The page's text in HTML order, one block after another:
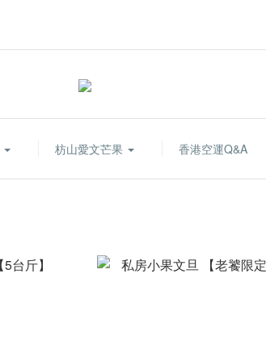
枋山愛文芒果 香港空運Q&A